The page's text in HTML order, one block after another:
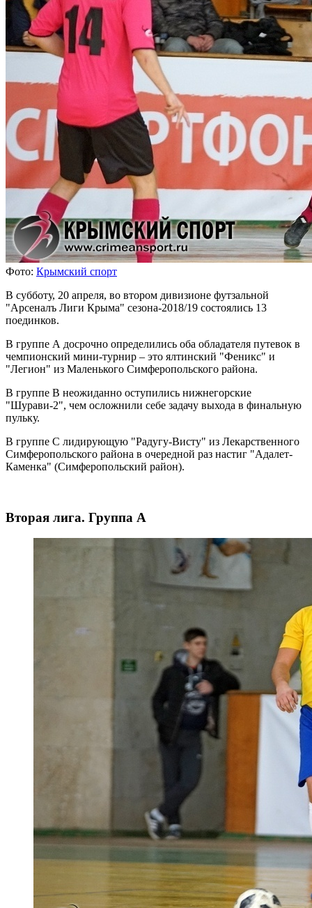
Фото: Крымский спорт
В субботу, 20 апреля, во втором дивизионе футзальной
"Арсеналъ Лиги Крыма" сезона-2018/19 состоялись 13
поединков.
В группе А досрочно определились оба обладателя путевок в
чемпионский мини-турнир – это ялтинский "Феникс" и
"Легион" из Маленького Симферопольского района.
В группе В неожиданно оступились нижнегорские
"Шурави-2", чем осложнили себе задачу выхода в финальную
пульку.
В группе С лидирующую "Радугу-Висту" из Лекарственного
Симферопольского района в очередной раз настиг "Адалет-
Каменка" (Симферопольский район).
Вторая лига. Группа А